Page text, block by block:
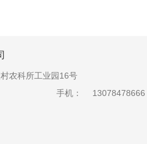
农科所工业园16号
手机： 13078478666